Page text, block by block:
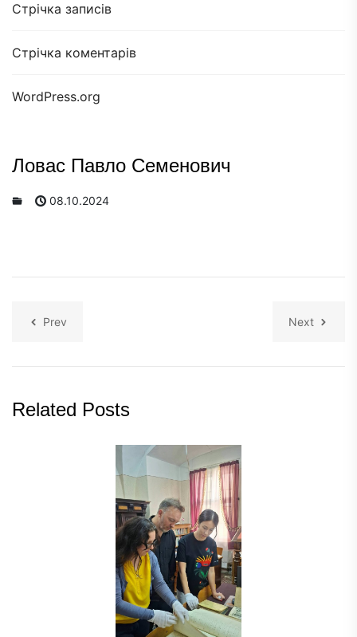
Стрічка записів
Стрічка коментарів
WordPress.org
Ловас Павло Семенович
08.10.2024
Prev Next
Related Posts